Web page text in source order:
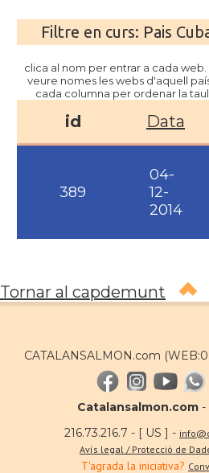
Filtre en curs: Pais
clica al nom per entrar a cada
veure nomes les webs d'aquell
cada columna per ordenar la
id Data
389
04-
12-
2014
Tornar al capdemunt
CATALANSALMON.com
Catalansalmon.com -
216.73.216.7 - [ US ] -
Avís legal / Protecció de
T'agrada la iniciativa?